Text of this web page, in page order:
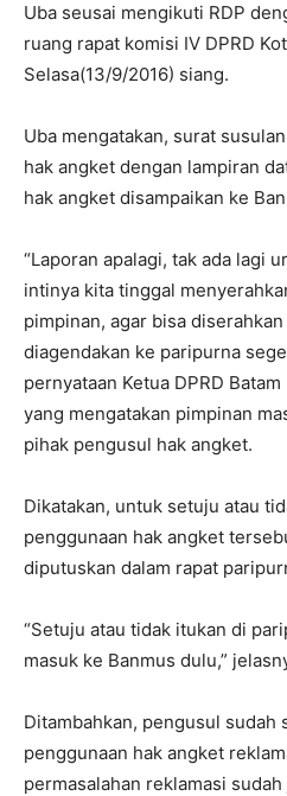
Uba seusai mengikuti RDP
ruang rapat komisi IV DPRD
Selasa(13/9/2016) siang.
Uba mengatakan, surat
hak angket dengan lampiran
hak angket disampaikan ke
“Laporan apalagi, tak ada lagi
intinya kita tinggal
pimpinan, agar bisa
diagendakan ke paripurna
pernyataan Ketua DPRD
yang mengatakan pimpinan
pihak pengusul hak angket.
Dikatakan, untuk setuju atau
penggunaan hak angket
diputuskan dalam rapat
“Setuju atau tidak itukan di
masuk ke Banmus dulu,”
Ditambahkan, pengusul sudah
penggunaan hak angket
permasalahan reklamasi